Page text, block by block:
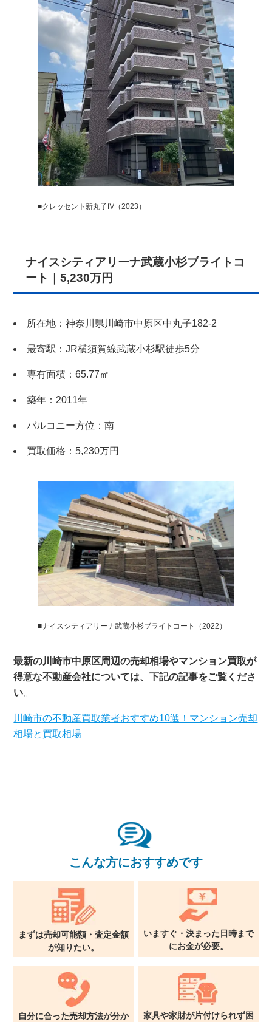
無料査定・売却相談
関西支社
■クレッセント新丸子Ⅳ（2023）
ナイスシティアリーナ武蔵小杉ブライトコ
ート｜5,230万円
所在地：神奈川県川崎市中原区中丸子182-2
最寄駅：JR横須賀線武蔵小杉駅徒歩5分
専有面積：65.77㎡
築年：2011年
バルコニー方位：南
買取価格：5,230万円
■ナイスシティアリーナ武蔵小杉ブライトコート（2022）
最新の川崎市中原区周辺の売却相場やマンション買取が
得意な不動産会社については、下記の記事をご覧くださ
い。
川崎市の不動産買取業者おすすめ10選！マンション売却
相場と買取相場
こんな方におすすめです
まずは売却可能額・査定金額
が知りたい。
いますぐ・決まった日時まで
にお金が必要。
自分に合った売却方法が分か
家具や家財が片付けられず困